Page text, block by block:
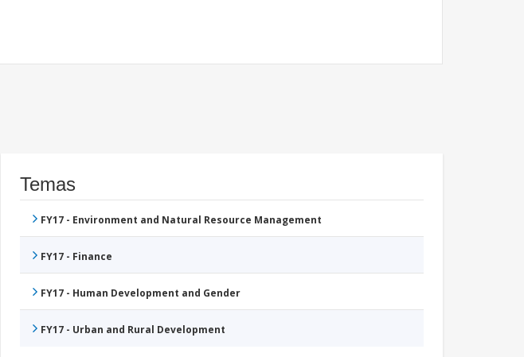
Temas
FY17 - Environment and Natural Resource Management
FY17 - Finance
FY17 - Human Development and Gender
FY17 - Urban and Rural Development